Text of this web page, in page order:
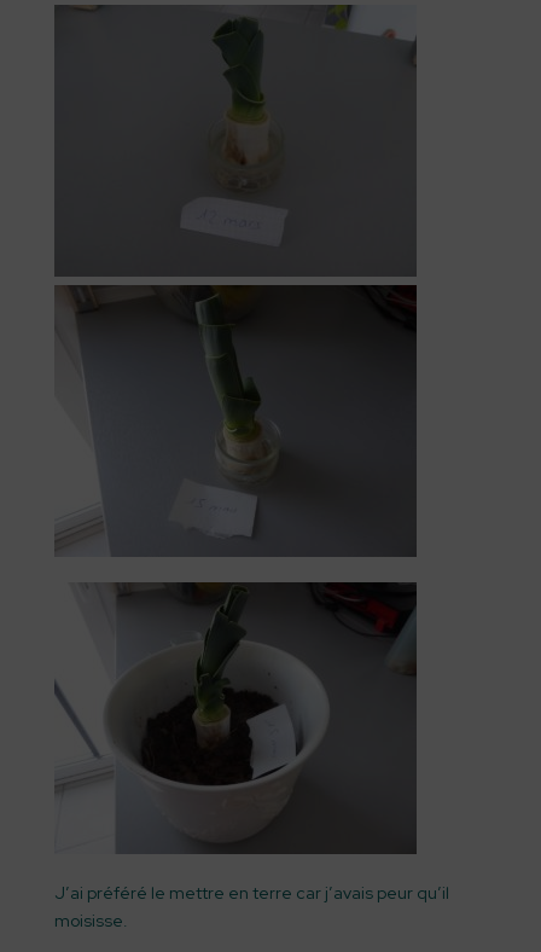
J’ai préféré le mettre en terre car j’avais peur qu’il
moisisse.